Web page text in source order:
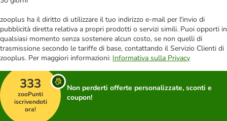
zooplus ha il diritto di utilizzare il tuo indirizzo e-mail per l'invio di
pubblicità diretta relativa a propri prodotti o servizi simili. Puoi opporti in
qualsiasi momento senza sostenere alcun costo, se non quelli di
trasmissione secondo le tariffe di base, contattando il Servizio Clienti di
zooplus. Per maggiori informazioni: Informativa sulla Privacy
333
zooPunti
iscrivendoti
ora!
Non perderti offerte personalizzate, sconti e
coupon!